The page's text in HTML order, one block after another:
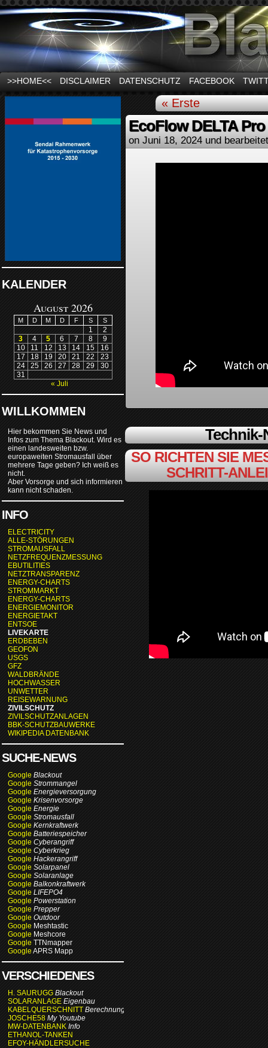
News und Infos zum Thema Stromausfall
>>HOME<< DISCLAIMER DATENSCHUTZ FACEBOOK
KALENDER
August 2026
M D M D F S S
1
2
3
4 5 6 7 8
9
10
11 12 13 14 15
16
17
18 19 20 21 22
23
24
25 26 27 28 29
30
31
« Juli
WILLKOMMEN
Hier bekommen Sie News und
Infos zum Thema Blackout. Wird es
einen landesweiten bzw.
europaweiten Stromausfall über
mehrere Tage geben? Ich weiß es
nicht.
Aber Vorsorge und sich informieren
kann nicht schaden.
INFO
ELECTRICITY
ALLE-STÖRUNGEN
STROMAUSFALL
NETZFREQUENZMESSUNG
EBUTILITIES
NETZTRANSPARENZ
ENERGY-CHARTS
STROMMARKT
ENERGY-CHARTS
ENERGIEMONITOR
ENERGIETAKT
ENTSOE
LIVEKARTE
ERDBEBEN
GEOFON
USGS
GFZ
WALDBRÄNDE
HOCHWASSER
UNWETTER
REISEWARNUNG
ZIVILSCHUTZ
ZIVILSCHUTZANLAGEN
BBK-SCHUTZBAUWERKE
WIKIPEDIA DATENBANK
SUCHE-NEWS
Google Blackout
Google Strommangel
Google Energieversorgung
Google Krisenvorsorge
Google Energie
Google Stromausfall
Google Kernkraftwerk
Google Batteriespeicher
Google Cyberangriff
Google Cyberkrieg
Google Hackerangriff
Google Solarpanel
Google Solaranlage
Google Balkonkraftwerk
Google LIFEPO4
Google Powerstation
Google Prepper
Google Outdoor
Google Meshtastic
Google Meshcore
Google TTNmapper
Google APRS Mapp
VERSCHIEDENES
H. SAURUGG Blackout
SOLARANLAGE Eigenbau
KABELQUERSCHNITT Berechnung
JOSCHE58 My Youtube
MW-DATENBANK Info
ETHANOL-TANKEN
EFOY-HÄNDLERSUCHE
« Erste
EcoFlow DELTA
on Juni 18, 2024 und
SO RICHTEN SIE
SCHRITT-